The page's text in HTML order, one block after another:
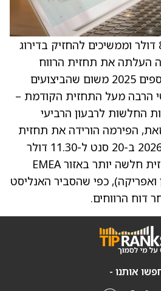
(PVH) מ-88 דולר ל-87 דולר וממשיכים להחזיק בדירוג
העלתה את תחזית הרווח
למניה (EPS) לשנת הכספים 2025 משום שהביצועים
הרבה מעל התחזית הקודמת –
החלשות לרבעון הרביעי
הפירמה הורידה את תחזית
ה-EPS לשנת הכספים 2026 ב-20 סנט ל-11.30 דולר
כדי לקחת בחשבון תחזית חלשה יותר באזור EMEA
ואפריקה), כפי שהסביר האנליסט
דוח הרווחים.
אותנו -